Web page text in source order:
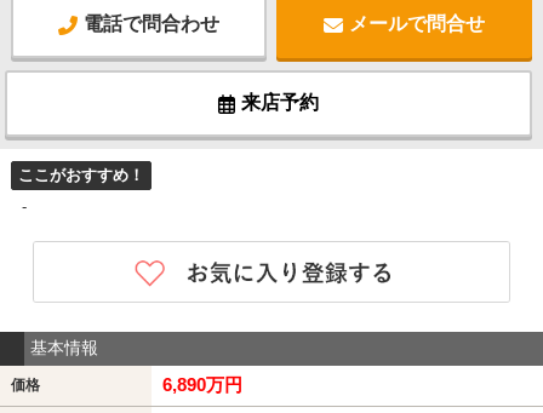
電話で問合わせ メールで問合せ
来店予約
ここがおすすめ！
-
基本情報
価格 6,890万円